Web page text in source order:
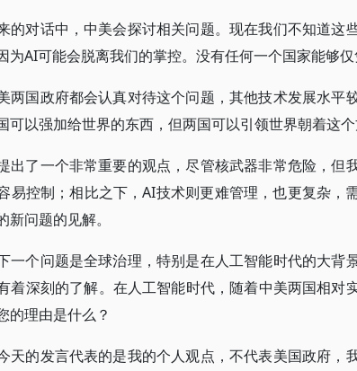
的对话中，中美会探讨相关问题。现在我们不知道这
为AI可能会脱离我们的掌控。没有任何一个国家能够仅
两国政府都会认真对待这个问题，其他技术发展水平
可以强加给世界的东西，但两国可以引领世界朝着这个
出了一个非常重要的观点，尽管核武器非常危险，但
易控制；相比之下，AI技术则更难管理，也更复杂，
问题的见解。
一个问题是全球治理，特别是在人工智能时代的大背
着深刻的了解。在人工智能时代，随着中美两国相对
的理由是什么？
天的发言代表的是我的个人观点，不代表美国政府，